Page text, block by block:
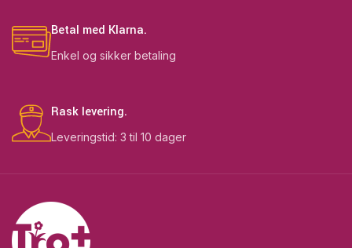
Betal med Klarna.
Enkel og sikker betaling
Rask levering.
Leveringstid: 3 til 10 dager